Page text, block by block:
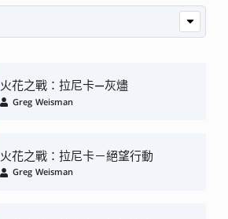
火花之戰：拉尼卡—灰燼
Greg Weisman
火花之戰：拉尼卡－絕望行動
Greg Weisman